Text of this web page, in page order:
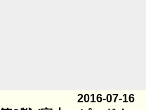
2016-07-16